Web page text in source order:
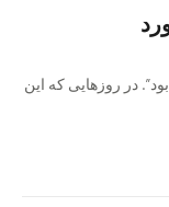
در روزهایی که این